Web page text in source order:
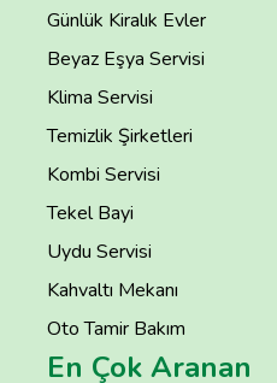
Günlük Kiralık Evler
Beyaz Eşya Servisi
Klima Servisi
Temizlik Şirketleri
Kombi Servisi
Tekel Bayi
Uydu Servisi
Kahvaltı Mekanı
Oto Tamir Bakım
En Çok Aranan